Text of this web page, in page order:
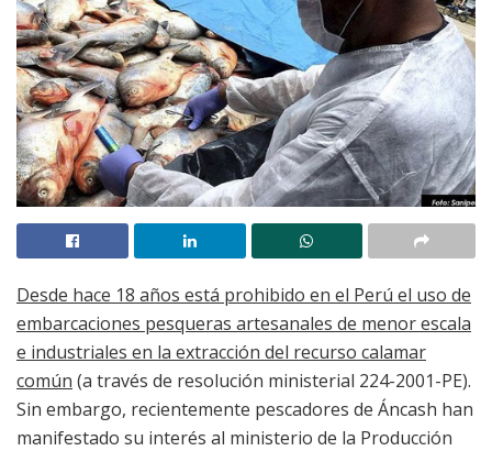
Desde hace 18 años está prohibido en el Perú el uso de
embarcaciones pesqueras artesanales de menor escala
e industriales en la extracción del recurso calamar
común (a través de resolución ministerial 224-2001-PE).
Sin embargo, recientemente pescadores de Áncash han
manifestado su interés al ministerio de la Producción